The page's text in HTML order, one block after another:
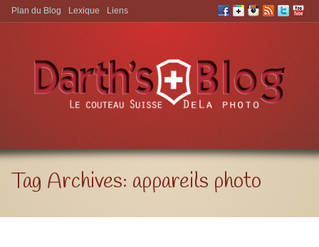
Aller à:
Plan du Blog Lexique Liens
Tag Archives: appareils photo